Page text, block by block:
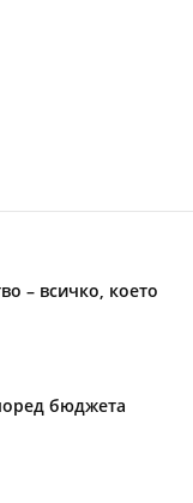
– всичко, което
бюджета